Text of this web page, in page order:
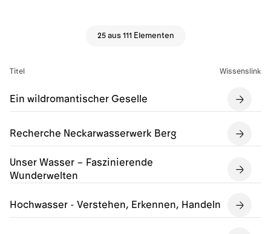
25 aus 111 Elementen
Titel Wissenslink
Ein wildromantischer Geselle
Recherche Neckarwasserwerk Berg
Unser Wasser – Faszinierende
Wunderwelten
Hochwasser - Verstehen, Erkennen, Handeln